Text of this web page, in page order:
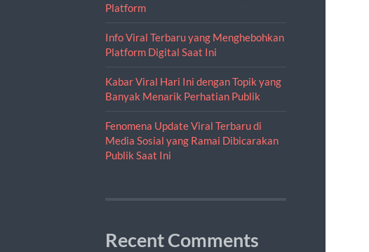
Platform
Info Viral Terbaru yang Menghebohkan
Platform Digital Saat Ini
Kabar Viral Hari Ini dengan Topik yang
Banyak Menarik Perhatian Publik
Fenomena Update Viral Terbaru di
Media Sosial yang Ramai Dibicarakan
Publik Saat Ini
Recent Comments